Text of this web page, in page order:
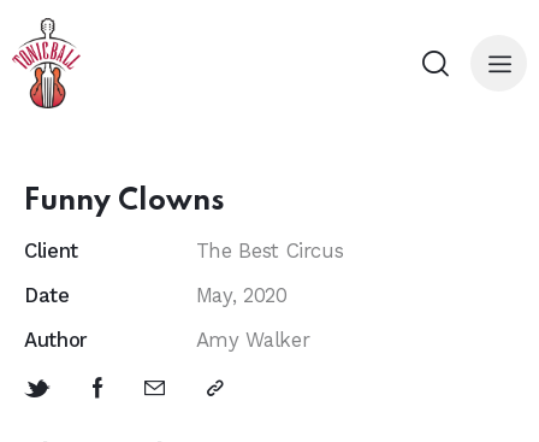
Funny Clowns
Client
The Best Circus
Date
May, 2020
Author
Amy Walker